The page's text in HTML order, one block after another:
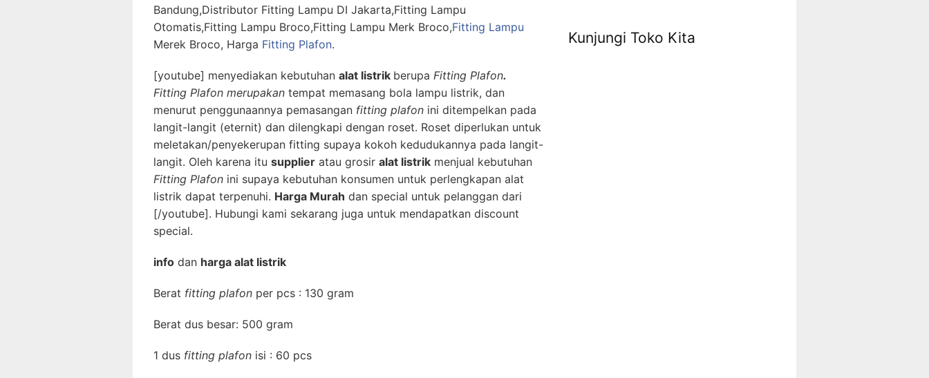
Bandung,Distributor Fitting Lampu DI Jakarta,Fitting Lampu
Otomatis,Fitting Lampu Broco,Fitting Lampu Merk Broco,Fitting Lampu
Merek Broco, Harga Fitting Plafon.
[youtube] menyediakan kebutuhan alat listrik berupa Fitting Plafon.
Fitting Plafon merupakan tempat memasang bola lampu listrik, dan
menurut penggunaannya pemasangan fitting plafon ini ditempelkan pada
langit-langit (eternit) dan dilengkapi dengan roset. Roset diperlukan untuk
meletakan/penyekerupan fitting supaya kokoh kedudukannya pada langit-
langit. Oleh karena itu supplier atau grosir alat listrik menjual kebutuhan
Fitting Plafon ini supaya kebutuhan konsumen untuk perlengkapan alat
listrik dapat terpenuhi. Harga Murah dan special untuk pelanggan dari
[/youtube]. Hubungi kami sekarang juga untuk mendapatkan discount
special.
info dan harga alat listrik
Berat fitting plafon per pcs : 130 gram
Berat dus besar: 500 gram
1 dus fitting plafon isi : 60 pcs
Kunjungi Toko Kita